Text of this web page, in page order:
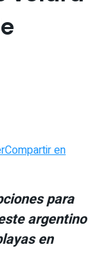
Compartir en
para
argentino
en